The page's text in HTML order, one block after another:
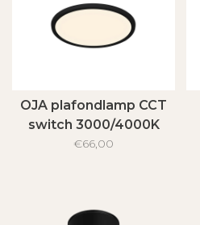
OJA plafondlamp CCT
switch 3000/4000K
IP54
€66,00